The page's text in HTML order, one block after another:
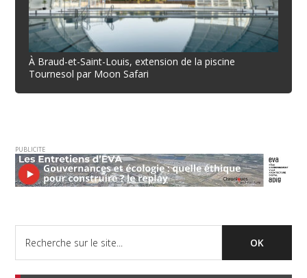
À Braud-et-Saint-Louis, extension de la piscine
Tournesol par Moon Safari
PUBLICITE